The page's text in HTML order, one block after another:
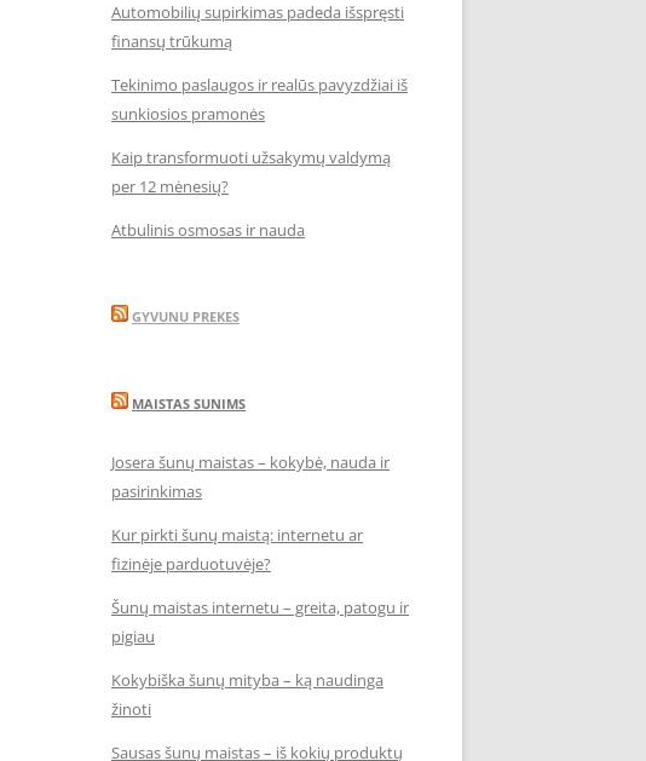
Automobilių supirkimas padeda išspręsti
finansų trūkumą
Tekinimo paslaugos ir realūs pavyzdžiai iš
sunkiosios pramonės
Kaip transformuoti užsakymų valdymą
per 12 mėnesių?
Atbulinis osmosas ir nauda
GYVUNU PREKES
MAISTAS SUNIMS
Josera šunų maistas – kokybė, nauda ir
pasirinkimas
Kur pirkti šunų maistą: internetu ar
fizinėje parduotuvėje?
Šunų maistas internetu – greita, patogu ir
pigiau
Kokybiška šunų mityba – ką naudinga
žinoti
Sausas šunų maistas – iš kokių produktų